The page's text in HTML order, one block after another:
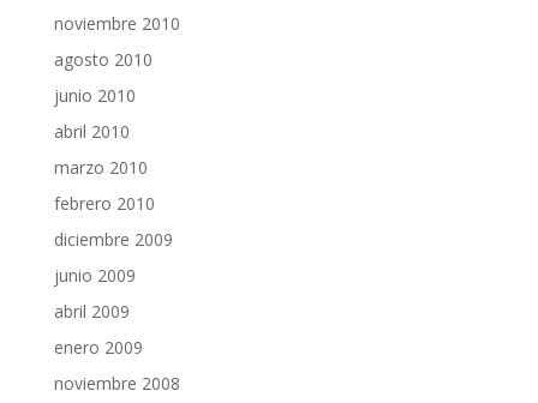
noviembre 2010
agosto 2010
junio 2010
abril 2010
marzo 2010
febrero 2010
diciembre 2009
junio 2009
abril 2009
enero 2009
noviembre 2008